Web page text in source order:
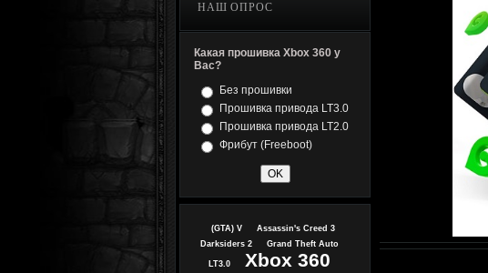
НАШ ОПРОС
Какая прошивка Xbox 360 у
Вас?
Без прошивки
Прошивка привода LT3.0
Прошивка привода LT2.0
Фрибут (Freeboot)
(GTA) V
Assassin's Creed 3
Darksiders 2
Grand Theft Auto
LT3.0 Xbox 360